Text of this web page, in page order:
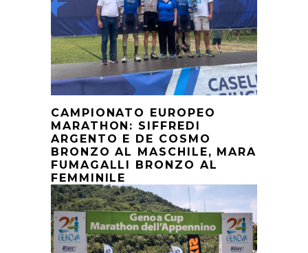
CAMPIONATO EUROPEO
MARATHON: SIFFREDI
ARGENTO E DE COSMO
BRONZO AL MASCHILE, MARA
FUMAGALLI BRONZO AL
FEMMINILE